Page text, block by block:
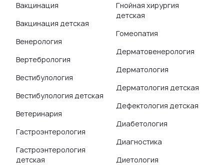
Вакцинация
Вакцинация детская
Венерология
Вертебрология
Вестибулология
Вестибулология детская
Ветеринария
Гастроэнтерология
Гастроэнтерология
детская
Гнойная хирургия
детская
Гомеопатия
Дерматовенерология
Дерматология
Дерматология детская
Дефектология детская
Диабетология
Диагностика
Диетология